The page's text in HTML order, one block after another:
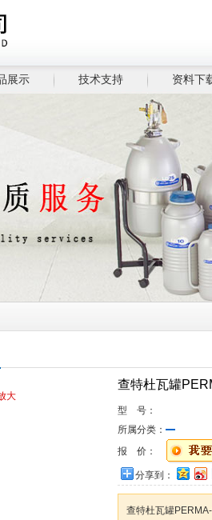
展示 技术支持 资料下
大
查特杜瓦罐
型 号：
所属分类：
报 价：
分享到：
查特杜瓦罐